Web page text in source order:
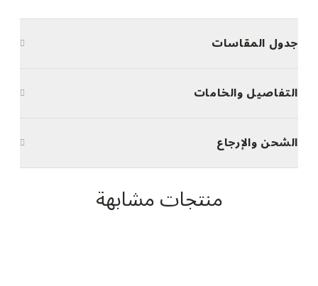
جدول المقاسات
التفاصيل والخامات
الشحن والإرجاع
منتجات مشابهة